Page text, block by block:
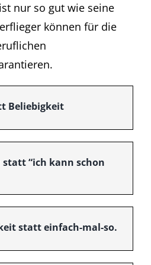
nur so gut wie seine
können für die
Beliebigkeit
statt “ich kann schon
statt einfach-mal-so.